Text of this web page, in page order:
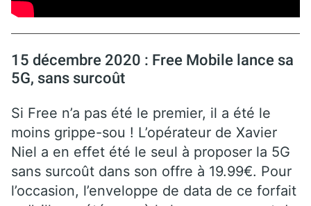
15 décembre 2020 : Free Mobile lance sa
5G, sans surcoût
Si Free n’a pas été le premier, il a été le
moins grippe-sou ! L’opérateur de Xavier
Niel a en effet été le seul à proposer la 5G
sans surcoût dans son offre à 19.99€. Pour
l’occasion, l’enveloppe de data de ce forfait